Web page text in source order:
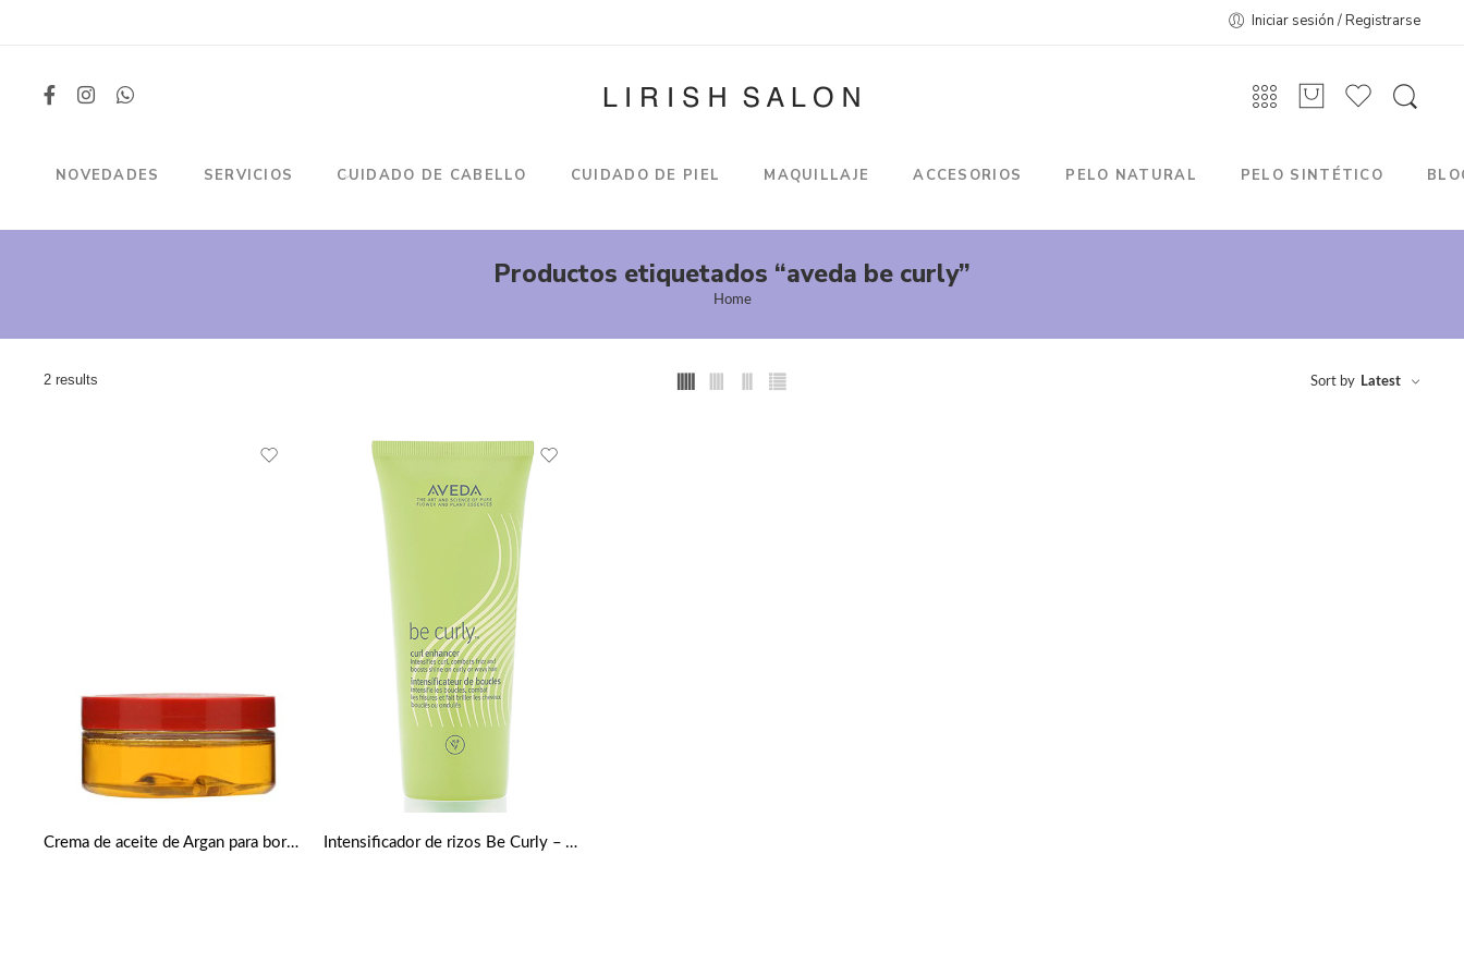
Iniciar sesión / Registrarse
NOVEDADES SERVICIOS CUIDADO DE CABELLO CUIDADO DE PIEL MAQUILLAJE ACCESORIOS PELO NATURAL PELO SINTÉTICO
Productos etiquetados “aveda be curly”
Home
2 results Sort by Latest
Crema de aceite de Argan para bordes perfectos Intensificador de rizos Be Curly – Aveda